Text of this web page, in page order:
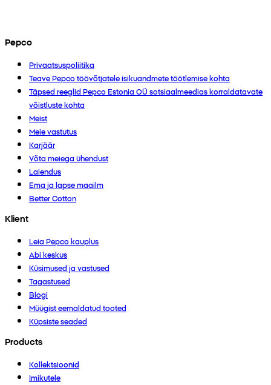
Pepco
Privaatsuspoliitika
Teave Pepco töövõtjatele isikuandmete töötlemise kohta
Täpsed reeglid Pepco Estonia OÜ sotsiaalmeedias korraldatavate
võistluste kohta
Meist
Meie vastutus
Karjäär
Võta meiega ühendust
Laiendus
Ema ja lapse maailm
Better Cotton
Klient
Leia Pepco kauplus
Abi keskus
Küsimused ja vastused
Tagastused
Blogi
Müügist eemaldatud tooted
Küpsiste seaded
Products
Kollektsioonid
Imikutele